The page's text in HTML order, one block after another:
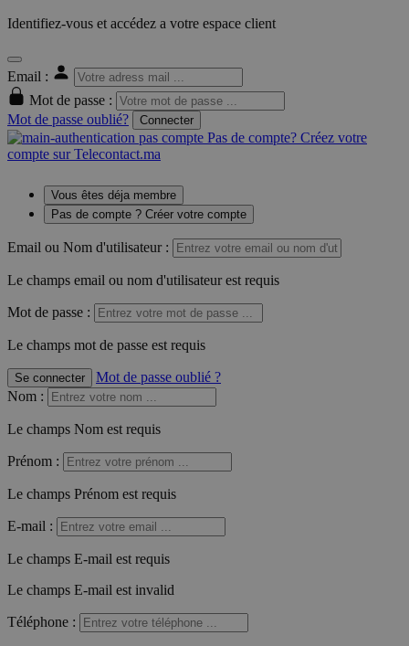
Identifiez-vous et accédez a votre espace client
Email :
Mot de passe :
Mot de passe oublié?
Connecter
Pas de compte? Créez votre
compte sur Telecontact.ma
Vous êtes déja membre
Pas de compte ? Créer votre compte
Email ou Nom d'utilisateur :
Le champs email ou nom d'utilisateur est requis
Mot de passe :
Le champs mot de passe est requis
Se connecter
Mot de passe oublié ?
Nom :
Le champs Nom est requis
Prénom :
Le champs Prénom est requis
E-mail :
Le champs E-mail est requis
Le champs E-mail est invalid
Téléphone :